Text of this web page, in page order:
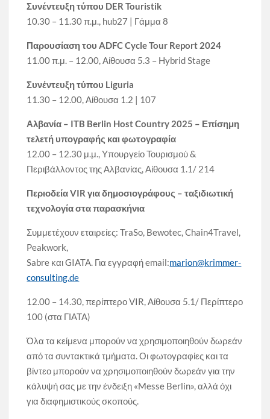
Συνέντευξη τύπου DER Touristik
10.30 – 11.30 π.μ., hub27 | Γάμμα 8
Παρουσίαση του ADFC Cycle Tour Report 2024
11.00 π.μ. – 12.00, Αίθουσα 5.3 – Hybrid Stage
Συνέντευξη τύπου Liguria
11.30 – 12.00, Αίθουσα 1.2 | 107
Αλβανία – ITB Berlin Host Country 2025 – Επίσημη
τελετή υπογραφής και φωτογραφία
12.00 – 12.30 μ.μ., Υπουργείο Τουρισμού &
Περιβάλλοντος της Αλβανίας, Αίθουσα 1.1/ 214
Περιοδεία VIR για δημοσιογράφους – ταξιδιωτική
τεχνολογία στα παρασκήνια
Συμμετέχουν εταιρείες: TraSo, Bewotec, Chain4Travel,
Peakwork,
Sabre και GIATA. Για εγγραφή email:marion@krimmer-
consulting.de
12.00 – 14.30, περίπτερο VIR, Αίθουσα 5.1/ Περίπτερο
100 (στα ΓΙΑΤΑ)
Όλα τα κείμενα μπορούν να χρησιμοποιηθούν δωρεάν
από τα συντακτικά τμήματα. Οι φωτογραφίες και τα
βίντεο μπορούν να χρησιμοποιηθούν δωρεάν για την
κάλυψή σας με την ένδειξη «Messe Berlin», αλλά όχι
για διαφημιστικούς σκοπούς.